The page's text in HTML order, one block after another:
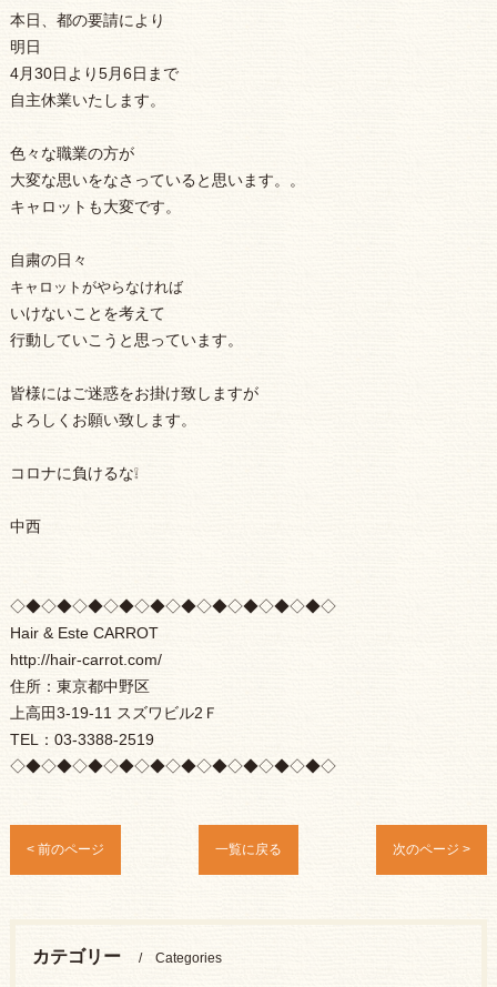
本日、都の要請により
明日
4月30日より5月6日まで
自主休業いたします。
色々な職業の方が
大変な思いをなさっていると思います。。
キャロットも大変です。
自粛の日々
キャロットがやらなければ
いけないことを考えて
行動していこうと思っています。
皆様にはご迷惑をお掛け致しますが
よろしくお願い致します。
コロナに負けるな❕
中西
◇◆◇◆◇◆◇◆◇◆◇◆◇◆◇◆◇◆◇◆◇
Hair & Este CARROT
http://hair-carrot.com/
住所：東京都中野区
上高田3-19-11 スズワビル2Ｆ
TEL：03-3388-2519
◇◆◇◆◇◆◇◆◇◆◇◆◇◆◇◆◇◆◇◆◇
< 前のページ 一覧に戻る 次のページ >
カテゴリー Categories